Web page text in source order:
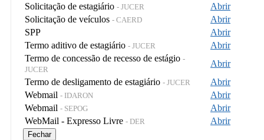
Solicitação de estagiário - JUCER
Abrir
Solicitação de veículos - CAERD
Abrir
SPP
Abrir
Termo aditivo de estagiário - JUCER
Abrir
Termo de concessão de recesso de estágio -
JUCER
Abrir
Termo de desligamento de estagiário - JUCER
Abrir
Webmail - IDARON
Abrir
Webmail - SEPOG
Abrir
WebMail - Expresso Livre - DER Abrir
Fechar